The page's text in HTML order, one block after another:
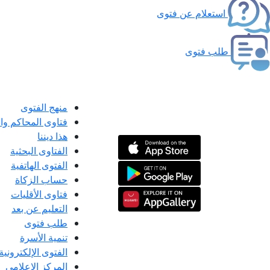
استعلام عن فتوى
طلب فتوى
منهج الفتوى
فتاوى المحاكم
هذا ديننا
الفتاوى البحثية
الفتوى الهاتفية
حساب الزكاة
فتاوى الأقليات
التعليم عن بعد
طلب فتوى
تنمية الأسرة
الفتوى الإلكترونية
المركز الإعلامى